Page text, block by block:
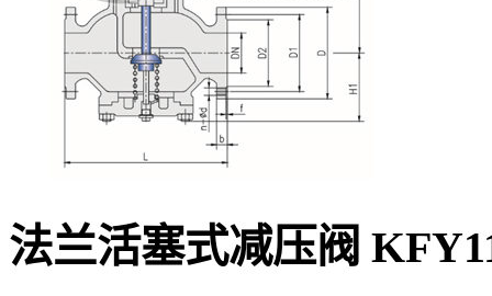
法兰活塞式减压阀